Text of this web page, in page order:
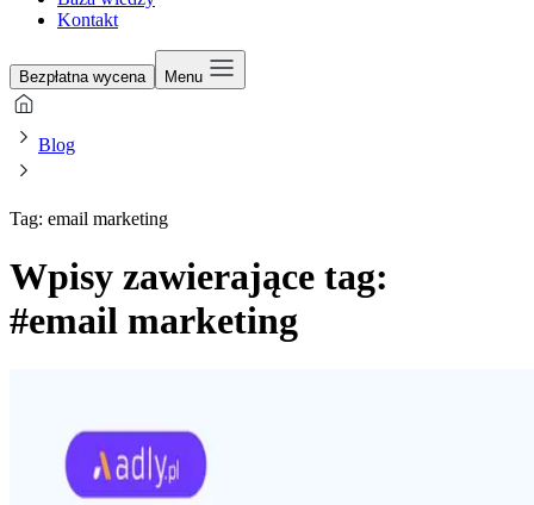
Kontakt
Bezpłatna wycena Menu
Blog
Tag: email marketing
Wpisy zawierające tag:
#email marketing